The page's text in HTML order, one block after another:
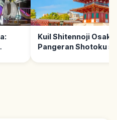
Kuil Shitennoji
Pangeran Shotoku